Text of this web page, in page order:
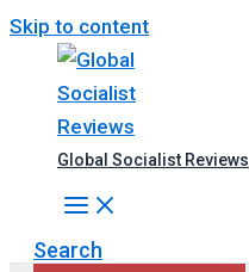
Skip to content
Global Socialist Reviews
Search